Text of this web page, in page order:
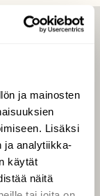
ja mainosten
Lisäksi
ja analytiikka-
käytät
näitä
Luonto
juttua